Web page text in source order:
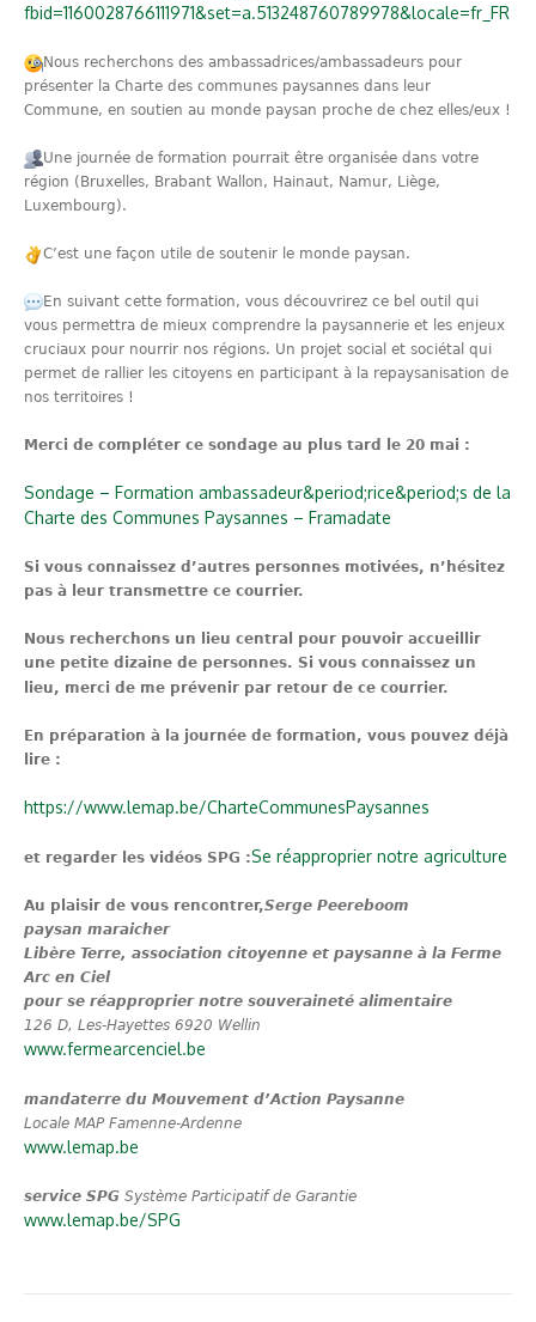
fbid=1160028766111971&set=a.513248760789978&locale=fr_FR
Nous recherchons des ambassadrices/ambassadeurs pour
présenter la Charte des communes paysannes dans leur
Commune, en soutien au monde paysan proche de chez elles/eux !
Une journée de formation pourrait être organisée dans votre
région (Bruxelles, Brabant Wallon, Hainaut, Namur, Liège,
Luxembourg).
C’est une façon utile de soutenir le monde paysan.
En suivant cette formation, vous découvrirez ce bel outil qui
vous permettra de mieux comprendre la paysannerie et les enjeux
cruciaux pour nourrir nos régions. Un projet social et sociétal qui
permet de rallier les citoyens en participant à la repaysanisation de
nos territoires !
Merci de compléter ce sondage au plus tard le 20 mai :
Sondage – Formation ambassadeur&period;rice&period;s de la
Charte des Communes Paysannes – Framadate
Si vous connaissez d’autres personnes motivées, n’hésitez
pas à leur transmettre ce courrier.
Nous recherchons un lieu central pour pouvoir accueillir
une petite dizaine de personnes. Si vous connaissez un
lieu, merci de me prévenir par retour de ce courrier.
En préparation à la journée de formation, vous pouvez déjà
lire :
https://www.lemap.be/CharteCommunesPaysannes
et regarder les vidéos SPG :Se réapproprier notre agriculture
Au plaisir de vous rencontrer,Serge Peereboom
paysan maraicher
Libère Terre, association citoyenne et paysanne à la Ferme
Arc en Ciel
pour se réapproprier notre souveraineté alimentaire
126 D, Les-Hayettes 6920 Wellin
www.fermearcenciel.be
mandaterre du Mouvement d’Action Paysanne
Locale MAP Famenne-Ardenne
www.lemap.be
service SPG Système Participatif de Garantie
www.lemap.be/SPG